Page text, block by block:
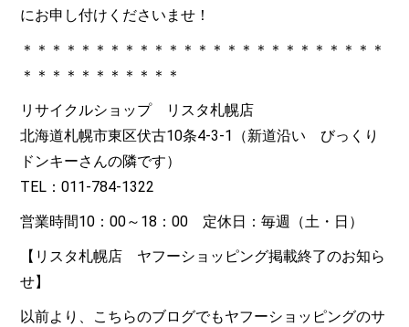
にお申し付けくださいませ！
＊＊＊＊＊＊＊＊＊＊＊＊＊＊＊＊＊＊＊＊＊＊＊＊＊
＊＊＊＊＊＊＊＊＊＊＊
リサイクルショップ リスタ札幌店
北海道札幌市東区伏古10条4-3-1（新道沿い びっくり
ドンキーさんの隣です）
TEL：011-784-1322
営業時間10：00～18：00 定休日：毎週（土・日）
【リスタ札幌店 ヤフーショッピング掲載終了のお知ら
せ】
以前より、こちらのブログでもヤフーショッピングのサ